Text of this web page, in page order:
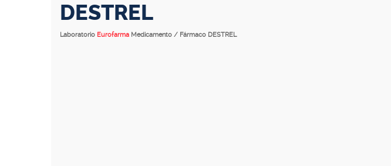
DESTREL
Laboratorio Eurofarma Medicamento / Fármaco DESTREL